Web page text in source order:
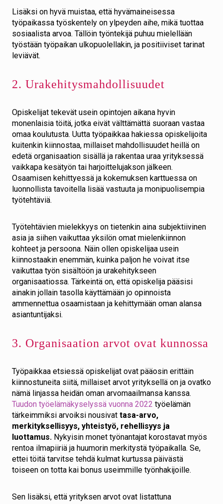
Lisäksi on hyvä muistaa, että hyvämaineisessa
työpaikassa työskentely on ylpeyden aihe, mikä tuottaa
sosiaalista arvoa. Tällöin työntekijä puhuu mielellään
työstään työpaikan ulkopuolellakin, ja positiiviset tarinat
leviävät.
2. Urakehitysmahdollisuudet
Opiskelijat tekevät usein opintojen aikana hyvin
monenlaisia töitä, jotka eivät välttämättä suoraan vastaa
omaa koulutusta. Uutta työpaikkaa hakiessa opiskelijoita
kuitenkin kiinnostaa, millaiset mahdollisuudet heillä on
edetä organisaation sisällä ja rakentaa uraa yrityksessä
vaikkapa kesätyön tai harjoittelujakson jälkeen.
Osaamisen kehittyessä ja kokemuksen karttuessa on
luonnollista tavoitella lisää vastuuta ja monipuolisempia
työtehtäviä.
Työtehtävien mielekkyys on tietenkin aina subjektiivinen
asia ja siihen vaikuttaa yksilön omat mielenkiinnon
kohteet ja persoona. Näin ollen opiskelijaa usein
kiinnostaakin enemmän, kuinka paljon he voivat itse
vaikuttaa työn sisältöön ja urakehitykseen
organisaatiossa. Tärkeintä on, että opiskelija pääsisi
ainakin jollain tasolla käyttämään jo opinnoista
ammennettua osaamistaan ja kehittymään oman alansa
asiantuntijaksi.
3. Organisaation arvot ovat kunnossa
Työpaikkaa etsiessä opiskelijat ovat pääosin erittäin
kiinnostuneita siitä, millaiset arvot yrityksellä on ja ovatko
nämä linjassa heidän oman arvomaailmansa kanssa.
Tuudon työelämäkyselyssä vuonna 2022 työelämän
tärkeimmiksi arvoiksi nousivat tasa-arvo,
merkityksellisyys, yhteistyö, rehellisyys ja
luottamus. Nykyisin monet työnantajat korostavat myös
rentoa ilmapiiriä ja huumorin merkitystä työpaikalla. Se,
ettei töitä tarvitse tehdä kulmat kurtussa päivästä
toiseen on totta kai bonus useimmille työnhakijoille.
Sen lisäksi, että yrityksen arvot ovat listattuna